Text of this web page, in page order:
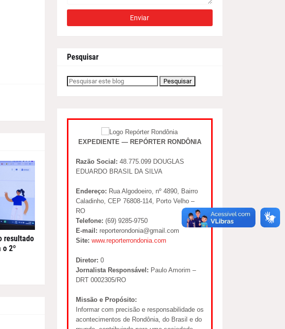
resultado
o 2º
Pesquisar
EXPEDIENTE — REPÓRTER RONDÔNIA
Razão Social: 48.775.099 DOUGLAS
EDUARDO BRASIL DA SILVA
Endereço: Rua Algodoeiro, nº 4890, Bairro
Caladinho, CEP 76808-114, Porto Velho –
RO
Telefone: (69) 9285-9750
E-mail: reporterondonia@gmail.com
Site: www.reporterrondonia.com
Diretor: 0
Jornalista Responsável: Paulo Amorim –
DRT 0002305/RO
Missão e Propósito:
Informar com precisão e responsabilidade os
acontecimentos de Rondônia, do Brasil e do